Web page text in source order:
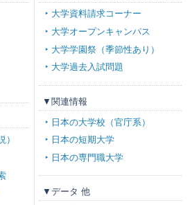
大学資料請求コーナー
大学オープンキャンパス
大学学園祭（季節性あり）
大学過去入試問題
▼関連情報
日本の大学校（官庁系）
日本の短期大学
日本の専門職大学
▼データ 他